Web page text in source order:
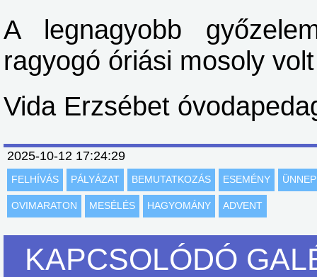
A legnagyobb
ragyogó óriási mosoly
Vida Erzsébet
2025-10-12 17:24:29
FELHÍVÁS PÁLYÁZAT BEMUTATKOZÁS ESEMÉNY
OVIMARATON MESÉLÉS HAGYOMÁNY ADVENT
KAPCSOLÓDÓ